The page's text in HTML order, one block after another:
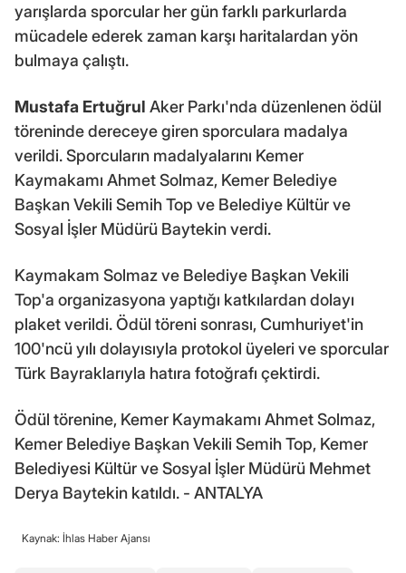
yarışlarda sporcular her gün farklı parkurlarda
mücadele ederek zaman karşı haritalardan yön
bulmaya çalıştı.
Mustafa Ertuğrul Aker Parkı'nda düzenlenen ödül
töreninde dereceye giren sporculara madalya
verildi. Sporcuların madalyalarını Kemer
Kaymakamı Ahmet Solmaz, Kemer Belediye
Başkan Vekili Semih Top ve Belediye Kültür ve
Sosyal İşler Müdürü Baytekin verdi.
Kaymakam Solmaz ve Belediye Başkan Vekili
Top'a organizasyona yaptığı katkılardan dolayı
plaket verildi. Ödül töreni sonrası, Cumhuriyet'in
100'ncü yılı dolayısıyla protokol üyeleri ve sporcular
Türk Bayraklarıyla hatıra fotoğrafı çektirdi.
Ödül törenine, Kemer Kaymakamı Ahmet Solmaz,
Kemer Belediye Başkan Vekili Semih Top, Kemer
Belediyesi Kültür ve Sosyal İşler Müdürü Mehmet
Derya Baytekin katıldı. - ANTALYA
Kaynak: İhlas Haber Ajansı